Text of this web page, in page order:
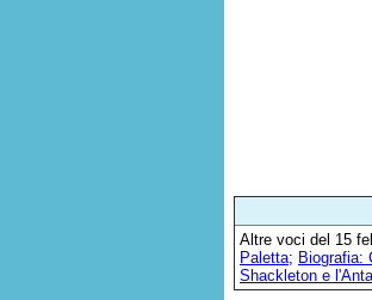
Altre voci del 15
Paletta; Biografia:
Shackleton e